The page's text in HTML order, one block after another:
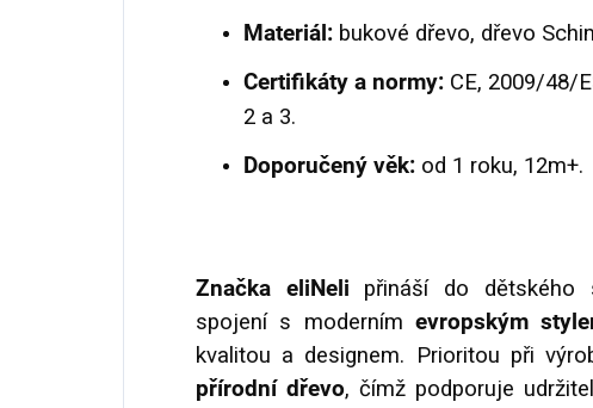
Materiál: bukové dřevo, dřevo
Certifikáty a normy: CE, 2009/48/
2 a 3.
Doporučený věk: od 1 roku, 12m+.
Značka eliNeli přináší do dětského
spojení s moderním evropským
kvalitou a designem. Prioritou při
přírodní dřevo, čímž podporuje